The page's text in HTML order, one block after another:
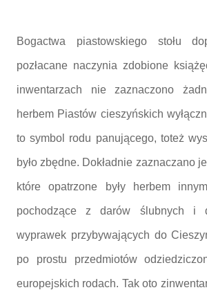
Bogactwa piastowskiego stołu
pozłacane naczynia zdobione
inwentarzach nie zaznaczono
herbem Piastów cieszyńskich
to symbol rodu panującego, toteż
było zbędne. Dokładnie zaznaczano
które opatrzone były herbem
pochodzące z darów ślubnych i
wyprawek przybywających do
po prostu przedmiotów
europejskich rodach. Tak oto